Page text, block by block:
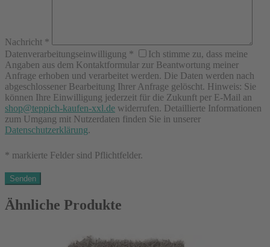
Nachricht *
Datenverarbeitungseinwilligung *
Ich stimme zu, dass meine
Angaben aus dem Kontaktformular zur Beantwortung meiner
Anfrage erhoben und verarbeitet werden. Die Daten werden nach
abgeschlossener Bearbeitung Ihrer Anfrage gelöscht. Hinweis: Sie
können Ihre Einwilligung jederzeit für die Zukunft per E-Mail an
shop@teppich-kaufen-xxl.de widerrufen. Detaillierte Informationen
zum Umgang mit Nutzerdaten finden Sie in unserer
Datenschutzerklärung.
* markierte Felder sind Pflichtfelder.
Ähnliche Produkte